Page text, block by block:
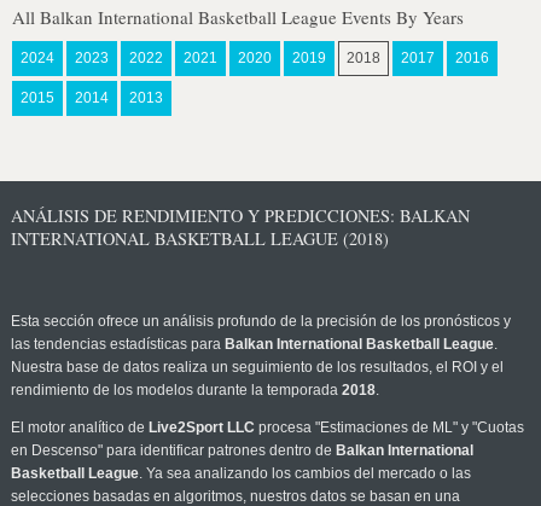
All Balkan International Basketball League Events By Years
2024 2023 2022 2021 2020 2019 2018 2017 2016
2015 2014 2013
ANÁLISIS DE RENDIMIENTO Y PREDICCIONES: BALKAN
INTERNATIONAL BASKETBALL LEAGUE (2018)
Esta sección ofrece un análisis profundo de la precisión de los pronósticos y
las tendencias estadísticas para Balkan International Basketball League.
Nuestra base de datos realiza un seguimiento de los resultados, el ROI y el
rendimiento de los modelos durante la temporada 2018.
El motor analítico de Live2Sport LLC procesa "Estimaciones de ML" y "Cuotas
en Descenso" para identificar patrones dentro de Balkan International
Basketball League. Ya sea analizando los cambios del mercado o las
selecciones basadas en algoritmos, nuestros datos se basan en una